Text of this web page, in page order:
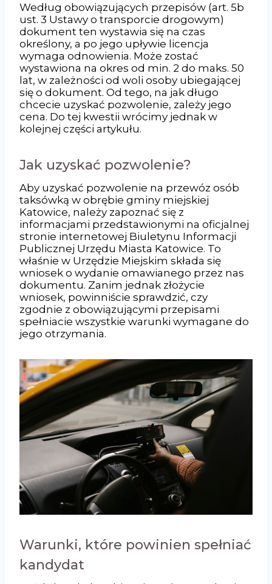
Według obowiązujących przepisów (art. 5b
ust. 3 Ustawy o transporcie drogowym)
dokument ten wystawia się na czas
określony, a po jego upływie licencja
wymaga odnowienia. Może zostać
wystawiona na okres od min. 2 do maks. 50
lat, w zależności od woli osoby ubiegającej
się o dokument. Od tego, na jak długo
chcecie uzyskać pozwolenie, zależy jego
cena. Do tej kwestii wrócimy jednak w
kolejnej części artykułu.
Jak uzyskać pozwolenie?
Aby uzyskać pozwolenie na przewóz osób
taksówką w obrębie gminy miejskiej
Katowice, należy zapoznać się z
informacjami przedstawionymi na oficjalnej
stronie internetowej Biuletynu Informacji
Publicznej Urzędu Miasta Katowice. To
właśnie w Urzędzie Miejskim składa się
wniosek o wydanie omawianego przez nas
dokumentu. Zanim jednak złożycie
wniosek, powinniście sprawdzić, czy
zgodnie z obowiązującymi przepisami
spełniacie wszystkie warunki wymagane do
jego otrzymania.
Warunki, które powinien spełniać
kandydat